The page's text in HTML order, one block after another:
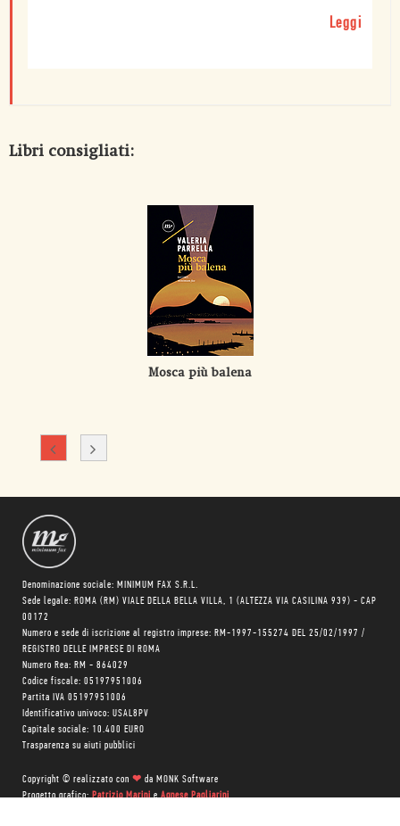
Leggi
Libri consigliati:
Mosca più balena
Denominazione sociale: MINIMUM FAX S.R.L.
Sede legale: ROMA (RM) VIALE DELLA BELLA VILLA, 1 (ALTEZZA VIA CASILINA 939) - CAP
00172
Numero e sede di iscrizione al registro imprese: RM-1997-155274 DEL 25/02/1997 /
REGISTRO DELLE IMPRESE DI ROMA
Numero Rea: RM - 864029
Codice fiscale: 05197951006
Partita IVA 05197951006
Identificativo univoco: USAL8PV
Capitale sociale: 10.400 EURO
Trasparenza su aiuti pubblici
Copyright © realizzato con ❤ da MONK Software
Progetto grafico:Patrizio MarinieAgnese Pagliarini